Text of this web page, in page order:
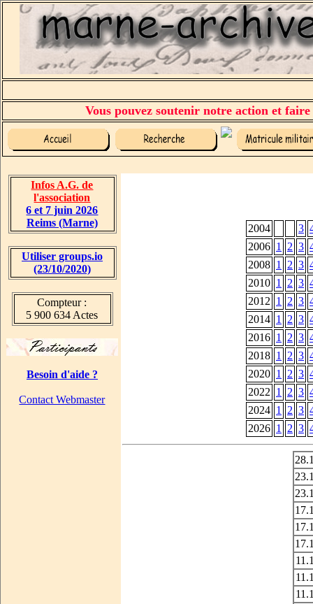
Vous pouvez soutenir notre action et
Infos A.G. de
l'association
6 et 7 juin 2026
Reims (Marne)
Utiliser groups.io
(23/10/2020)
Compteur :
5 900 634 Actes
Besoin d'aide ?
Contact Webmaster
2004 3
2006 1 2 3
2008 1 2 3
2010 1 2 3
2012 1 2 3
2014 1 2 3
2016 1 2 3
2018 1 2 3
2020 1 2 3
2022 1 2 3
2024 1 2 3
2026 1 2 3